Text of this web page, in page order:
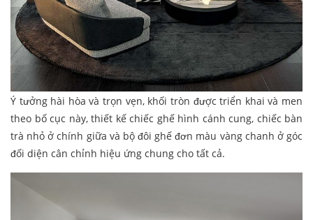
Ý tưởng hài hòa và trọn vẹn, khối tròn được triển khai và men
theo bố cục này, thiết kế chiếc ghế hình cánh cung, chiếc bàn
trà nhỏ ở chính giữa và bộ đôi ghế đơn màu vàng chanh ở góc
đối diện cân chỉnh hiệu ứng chung cho tất cả.